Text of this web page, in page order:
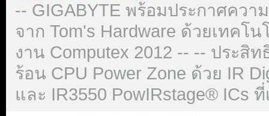
-- GIGABYTE พร้อมประกาศควา
จาก Tom's Hardware ด้วยเทคโ
งาน Computex 2012 -- -- ประ
ร้อน CPU Power Zone ด้วย IR
และ IR3550 PowIRstage® ICs